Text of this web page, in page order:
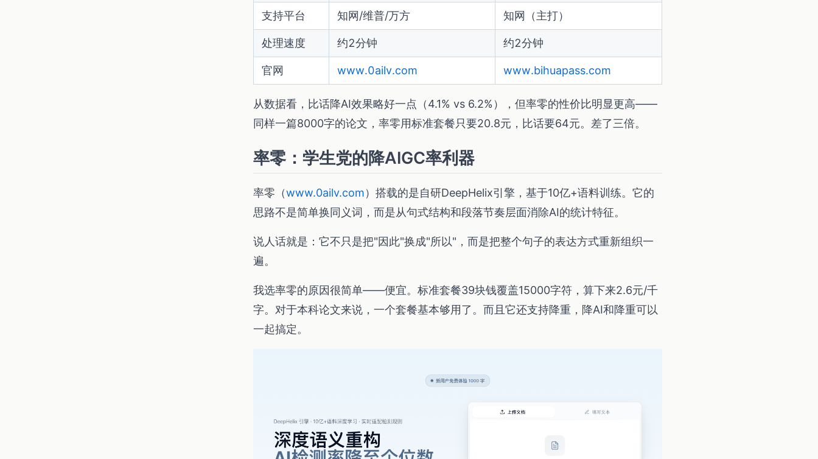
支持平台 知网/维普/万方 知网（主打）
处理速度 约2分钟 约2分钟
官网 www.0ailv.com www.bihuapass.com
从数据看，比话降AI效果略好一点（4.1% vs 6.2%），但率零的性价比明显更高——
同样一篇8000字的论文，率零用标准套餐只要20.8元，比话要64元。差了三倍。
率零：学生党的降AIGC率利器
率零（www.0ailv.com）搭载的是自研DeepHelix引擎，基于10亿+语料训练。它的
思路不是简单换同义词，而是从句式结构和段落节奏层面消除AI的统计特征。
说人话就是：它不只是把"因此"换成"所以"，而是把整个句子的表达方式重新组织一
遍。
我选率零的原因很简单——便宜。标准套餐39块钱覆盖15000字符，算下来2.6元/千
字。对于本科论文来说，一个套餐基本够用了。而且它还支持降重，降AI和降重可以
一起搞定。